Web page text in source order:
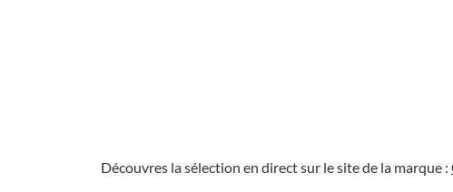
Découvres la sélection en direct sur le site de la marque :